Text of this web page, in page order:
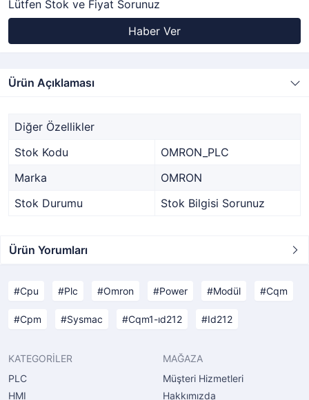
Lütfen Stok ve Fiyat Sorunuz
Haber Ver
Ürün Açıklaması
Diğer Özellikler
Stok Kodu
OMRON_PLC
Marka
OMRON
Stok Durumu
Stok Bilgisi Sorunuz
Ürün Yorumları
Cpu Plc Omron Power Modül Cqm
Cpm Sysmac Cqm1-ıd212 Id212
KATEGORİLER
PLC
HMI
MAĞAZA
Müşteri Hizmetleri
Hakkımızda